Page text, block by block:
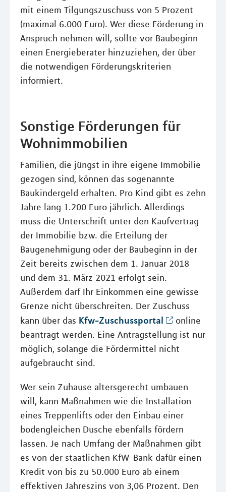
mit einem Tilgungszuschuss von 5 Prozent
(maximal 6.000 Euro). Wer diese Förderung in
Anspruch nehmen will, sollte vor Baubeginn
einen Energieberater hinzuziehen, der über
die notwendigen Förderungskriterien
informiert.
Sonstige Förderungen für
Wohnimmobilien
Familien, die jüngst in ihre eigene Immobilie
gezogen sind, können das sogenannte
Baukindergeld erhalten. Pro Kind gibt es zehn
Jahre lang 1.200 Euro jährlich. Allerdings
muss die Unterschrift unter den Kaufvertrag
der Immobilie bzw. die Erteilung der
Baugenehmigung oder der Baubeginn in der
Zeit bereits zwischen dem 1. Januar 2018
und dem 31. März 2021 erfolgt sein.
Außerdem darf Ihr Einkommen eine gewisse
Grenze nicht überschreiten. Der Zuschuss
kann über das Kfw-Zuschussportal
online
beantragt werden. Eine Antragstellung ist nur
möglich, solange die Fördermittel nicht
aufgebraucht sind.
Wer sein Zuhause altersgerecht umbauen
will, kann Maßnahmen wie die Installation
eines Treppenlifts oder den Einbau einer
bodengleichen Dusche ebenfalls fördern
lassen. Je nach Umfang der Maßnahmen gibt
es von der staatlichen KfW-Bank dafür einen
Kredit von bis zu 50.000 Euro ab einem
effektiven Jahreszins von 3,06 Prozent. Den